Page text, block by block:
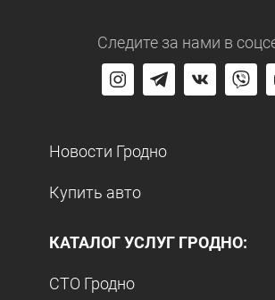
Следите за нами в
Новости Гродно
Купить авто
КАТАЛОГ УСЛУГ ГРОДНО:
СТО Гродно